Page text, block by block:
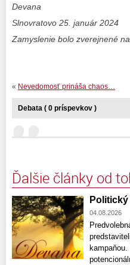
Devana
Slnovratovo 25. január 2024
Zamyslenie bolo zverejnené
« Nevedomosť prináša chaos…
Debata ( 0 príspevkov )
Ďalšie články od
04.08.2026